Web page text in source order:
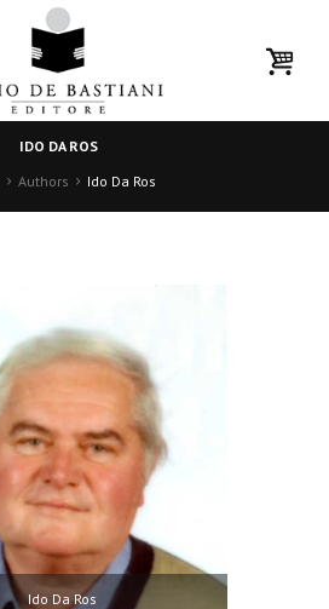
IDO DA ROS
Authors Ido Da Ros
Ido Da Ros